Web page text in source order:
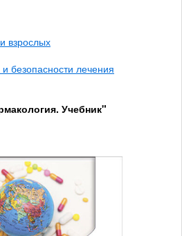
взрослых
безопасности лечения
Учебник"